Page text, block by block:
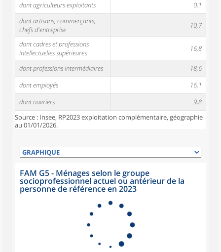
dont agriculteurs exploitants
0,1
dont artisans, commerçants,
chefs d'entreprise
10,7
dont cadres et professions
intellectuelles supérieures
16,8
dont professions intermédiaires
18,6
dont employés
16,1
dont ouvriers
9,8
Source : Insee, RP2023 exploitation complémentaire, géographie
au 01/01/2026.
FAM G5 - Ménages selon le groupe
socioprofessionnel actuel ou antérieur de la
personne de référence en 2023